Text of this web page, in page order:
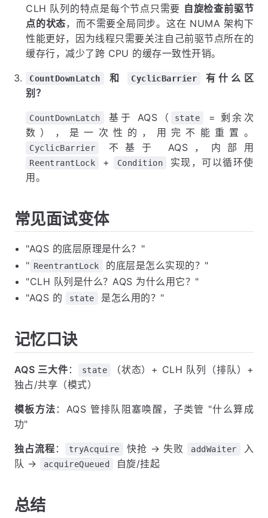
CLH 队列的特点是每个节点只需要 自旋检查前驱节
点的状态，而不需要全局同步。这在 NUMA 架构下
性能更好，因为线程只需要关注自己前驱节点所在的
缓存行，减少了跨 CPU 的缓存一致性开销。
CountDownLatch 和 CyclicBarrier
有什么区
别？
CountDownLatch 基于 AQS（ state
= 剩余次
数），是一次性的，用完不能重置。
CyclicBarrier 不基于 AQS，内部用
ReentrantLock + Condition
实现，可以循环使
用。
常见面试变体
"AQS 的底层原理是什么？"
" ReentrantLock
的底层是怎么实现的？"
"CLH 队列是什么？AQS 为什么用它？"
"AQS 的
state 是怎么用的？"
记忆口诀
AQS 三大件 ： state
（状态）+ CLH 队列（排队）+
独占/共享（模式）
模板方法 ：AQS 管排队阻塞唤醒，子类管 "什么算成
功"
独占流程 ： tryAcquire 快抢 → 失败 addWaiter
入
队 →
acquireQueued 自旋/挂起
总结